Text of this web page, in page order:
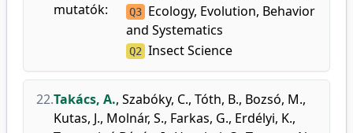
mutatók:
Q3 Ecology, Evolution, Behavior
and Systematics
Q2 Insect Science
22.Takács, A., Szabóky, C., Tóth, B., Bozsó, M.,
Kutas, J., Molnár, S., Farkas, G., Erdélyi, K.,